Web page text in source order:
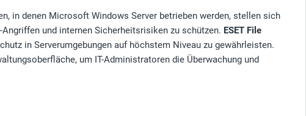
in denen Microsoft Windows Server betrieben werden, stellen sich
und internen Sicherheitsrisiken zu schützen. ESET File
in Serverumgebungen auf höchstem Niveau zu gewährleisten.
um IT-Administratoren die Überwachung und